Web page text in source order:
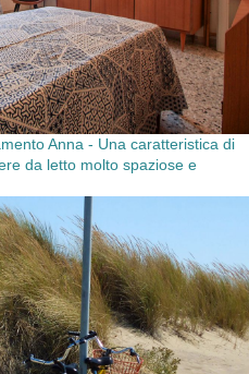
Anna - Una caratteristica di
da letto molto spaziose e